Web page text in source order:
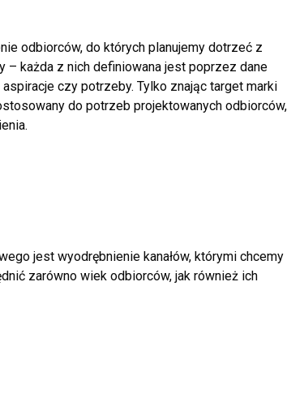
odbiorców, do których planujemy dotrzeć z
– każda z nich definiowana jest poprzez dane
aspiracje czy potrzeby. Tylko znając target marki
do potrzeb projektowanych odbiorców,
jest wyodrębnienie kanałów, którymi chcemy
zarówno wiek odbiorców, jak również ich